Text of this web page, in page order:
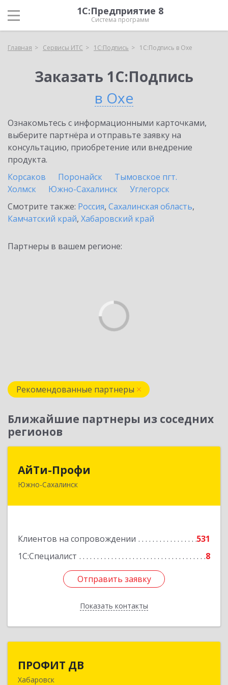
1С:Предприятие 8
Система программ
Главная Сервисы ИТС 1С:Подпись 1С:Подпись в Охе
Заказать 1С:Подпись
в Охе
Ознакомьтесь с информационными карточками,
выберите партнёра и отправьте заявку на
консультацию, приобретение или внедрение
продукта.
Корсаков
Поронайск
Тымовское пгт.
Холмск
Южно-Сахалинск
Углегорск
Смотрите также: Россия, Сахалинская область,
Камчатский край, Хабаровский край
Партнеры в вашем регионе:
Рекомендованные партнеры
Ближайшие партнеры из соседних
регионов
АйТи-Профи
Южно-Сахалинск
Клиентов на сопровождении
531
1С:Специалист
8
Отправить заявку
Показать контакты
693023, Сахалинская обл, город Южно-
Подробнее
Отправить заявку
Назад
ПРОФИТ ДВ
Хабаровск680000, Хабаровский край, Хабаровск г,